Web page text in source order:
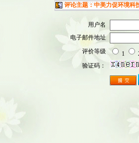
评论主题：中美力促环境科
用户名
电子邮件地址
评价等级
1
验证码：